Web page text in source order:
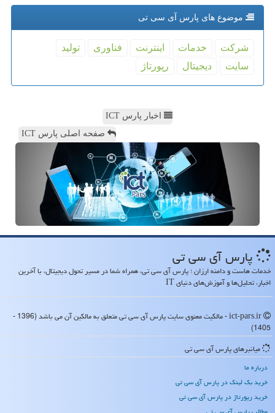
موضوع های پارس آی سی تی
شركت خدمات اینترنت فناوری
تولید
سایت
دیجیتال رپورتاژ
اخبار پارس ICT
صفحه اصلی پارس ICT
پارس آی سی تی
خدمات هاست و دامنه ارزان ؛ پارس آی سی تی، همراه شما در مسیر تحول دیجیتال، با آخرین
اخبار، تحلیل‌ها و آموزش‌های دنیای IT
ict-pars.ir - مالکیت معنوی سایت پارس آی سی تی متعلق به مالکین آن می باشد (1396 -
1405)
میانبرهای پارس آی سی تی
درباره ما
خرید بک لینک در پارس آی سی تی
خرید رپورتاژ در پارس آی سی تی